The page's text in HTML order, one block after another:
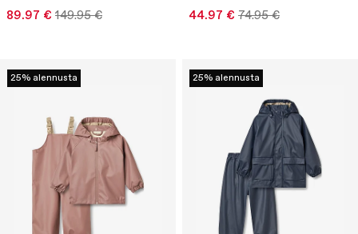
89.97 € 149.95 € 44.97 € 74.95 €
25% alennusta 25% alennusta